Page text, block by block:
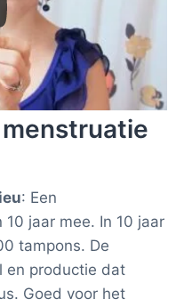
: Een
10 jaar mee. In 10 jaar
tampons. De
en productie dat
Goed voor het